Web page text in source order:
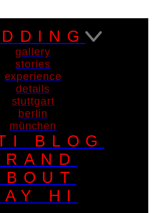
gallery
stories
experience
details
stuttgart
berlin
münchen
BLOG
HI